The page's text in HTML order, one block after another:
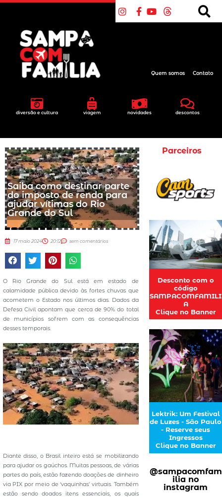
diversão e cultura viagem novidades descontos
Quem somos Contato
Saiba como destinar parte
do imposto de renda para
ajudar vítimas do Rio
Grande do Sul
17 maio 2024 20:12 sem comentários
O Rio Grande do Sul está em estado de
calamidade pública devido às fortes chuvas que
acometem o Estado nos últimos dias. Dados da
Defesa Civil apontam que cerca de 90% do total
de municípios sofrem com as consequências
desses temporais.
Diante disso, o Brasil inteiro está se mobilizando
para ajudar os gaúchos. Muitas pessoas, de várias
partes do país, estão fazendo doações de dinheiro
via PIX por meio de ‘vaquinhas’ virtuais. Também
estão sendo doados itens essenciais, os quais
Parceiros
Desconto com o
código
SAMPACOMFAMILI
A
Clique no Banner
Lektrik: Um Festival
de Luzes - São Paulo
- Reserve seus
Ingressos
Clique no Banner
@sampacomfam
ilia no
instagram